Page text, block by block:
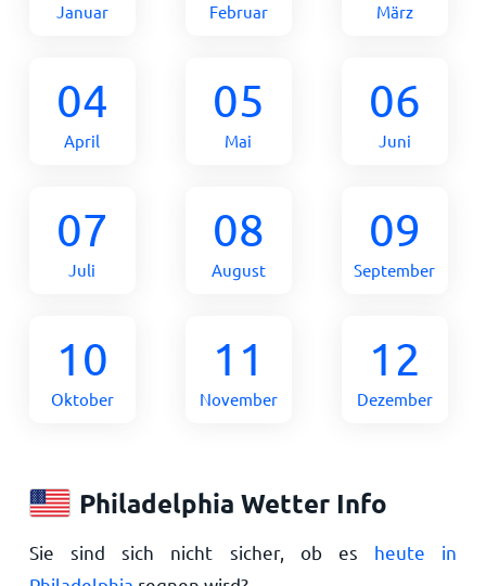
Januar Februar März
04
April
05
Mai
06
Juni
07
Juli
08
August
09
September
10
Oktober
11
November
12
Dezember
Philadelphia Wetter Info
Sie sind sich nicht sicher, ob es heute in